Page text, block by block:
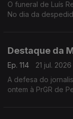
O funeral de Luís
No dia da
Destaque da
Ep. 114
21 jul. 2026
A defesa do
ontem à PrGR de Pemba, um requerimento formal em que